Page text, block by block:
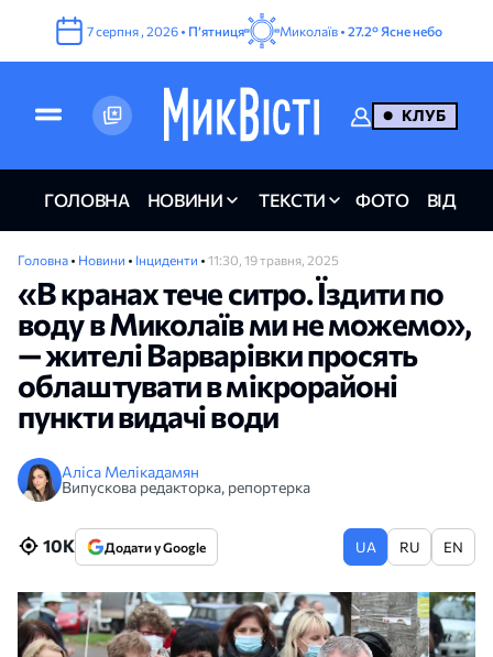
7серпня , 2026 • Пʼятниця Миколаїв • 27.2° Ясне небо
КЛУБ
ГОЛОВНА НОВИНИ ТЕКСТИ ФОТО ВІДЕО
Головна • Новини • Інциденти • 11:30, 19 травня, 2025
«В кранах тече ситро. Їздити по
воду в Миколаїв ми не можемо»,
— жителі Варварівки просять
облаштувати в мікрорайоні
пункти видачі води
Аліса Мелікадамян
Випускова редакторка, репортерка
10K Додати у Google UA RU EN